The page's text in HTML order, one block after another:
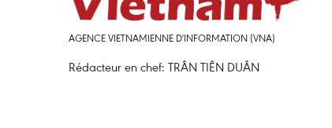
AGENCE VIETNAMIENNE D'INFORMATION (VNA)
Rédacteur en chef: TRÂN TIÊN DUÂN